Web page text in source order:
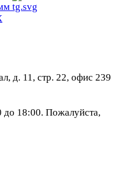
д. 11, стр. 22, офис 239
до 18:00. Пожалуйста,